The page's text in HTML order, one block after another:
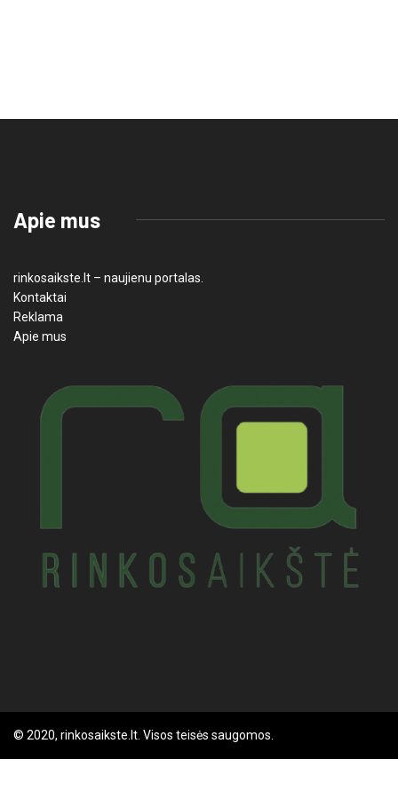
Apie mus
rinkosaikste.lt – naujienu portalas.
Kontaktai
Reklama
Apie mus
© 2020, rinkosaikste.lt. Visos teisės saugomos.